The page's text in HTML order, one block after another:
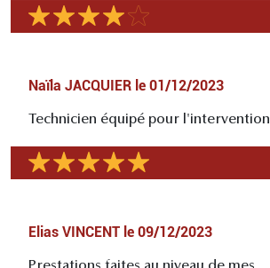
Naïla JACQUIER le 01/12/2023
Technicien équipé pour l'intervention
Elias VINCENT le 09/12/2023